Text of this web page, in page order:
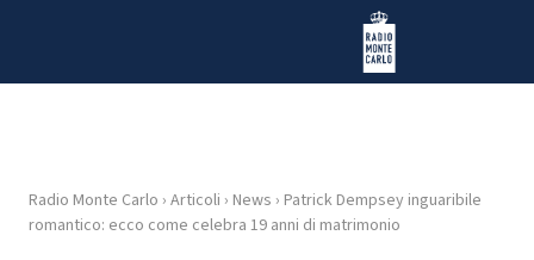
Radio Monte Carlo
HOME
Radio Monte Carlo › Articoli › News › Patrick Dempsey inguaribile
romantico: ecco come celebra 19 anni di matrimonio